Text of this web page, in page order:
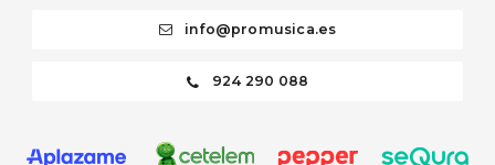
info@promusica.es
924 290 088